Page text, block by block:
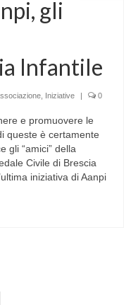
gli
Infantile
Iniziative | 0
e promuovere le
queste è certamente
gli “amici” della
Civile di Brescia
iniziativa di Aanpi